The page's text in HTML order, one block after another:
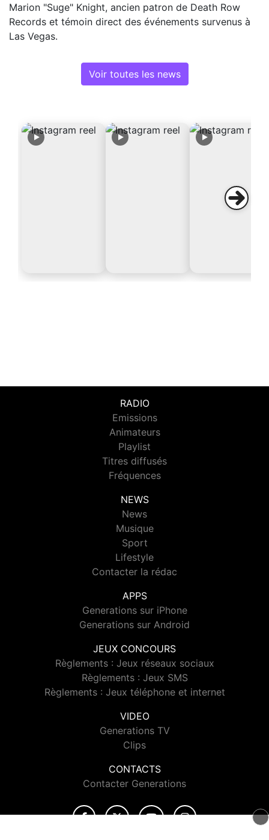
Marion "Suge" Knight, ancien patron de Death Row
Records et témoin direct des événements survenus à
Las Vegas.
Voir toutes les news
RADIO
Emissions
Animateurs
Playlist
Titres diffusés
Fréquences
NEWS
News
Musique
Sport
Lifestyle
Contacter la rédac
APPS
Generations sur iPhone
Generations sur Android
JEUX CONCOURS
Règlements : Jeux réseaux sociaux
Règlements : Jeux SMS
Règlements : Jeux téléphone et internet
VIDEO
Generations TV
Clips
CONTACTS
Contacter Generations